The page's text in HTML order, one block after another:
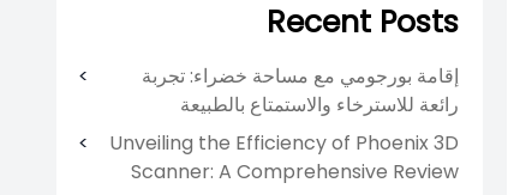
Recent Posts
إقامة بورجومي مع مساحة خضراء: تجربة
رائعة للاسترخاء والاستمتاع بالطبيعة
Unveiling the Efficiency of Phoenix 3D
Scanner: A Comprehensive Review